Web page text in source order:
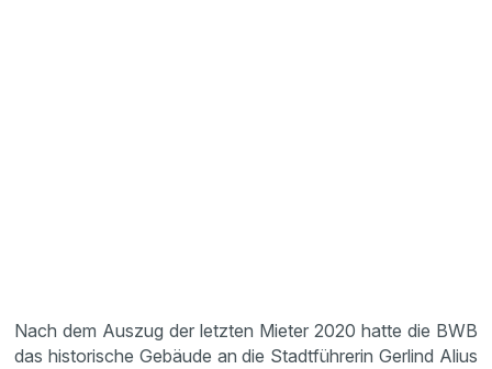
Nach dem Auszug der letzten Mieter 2020 hatte die BWB
das historische Gebäude an die Stadtführerin Gerlind Alius